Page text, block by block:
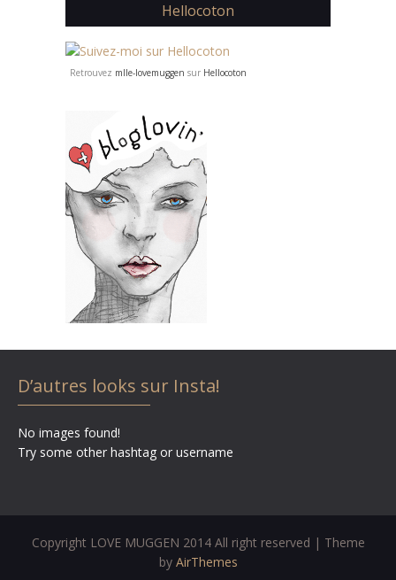
Hellocoton
Retrouvez mlle-lovemuggen sur Hellocoton
D’autres looks sur Insta!
No images found!
Try some other hashtag or username
Copyright LOVE MUGGEN 2014 All right reserved | Theme
by AirThemes